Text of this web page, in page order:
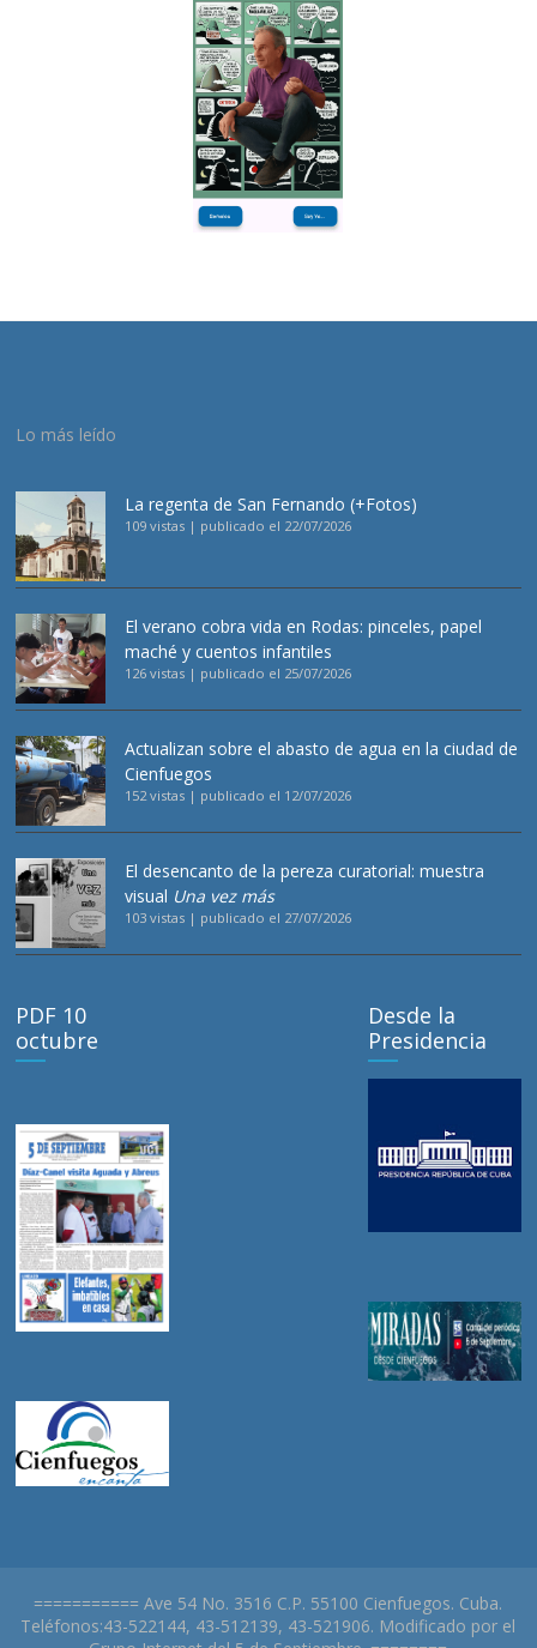
Lo más leído
La regenta de San Fernando (+Fotos)
109 vistas | publicado el 22/07/2026
El verano cobra vida en Rodas: pinceles, papel
maché y cuentos infantiles
126 vistas | publicado el 25/07/2026
Actualizan sobre el abasto de agua en la ciudad de
Cienfuegos
152 vistas | publicado el 12/07/2026
El desencanto de la pereza curatorial: muestra
visual Una vez más
103 vistas | publicado el 27/07/2026
PDF 10
octubre
Desde la
Presidencia
=========== Ave 54 No. 3516 C.P. 55100 Cienfuegos. Cuba.
Teléfonos:43-522144, 43-512139, 43-521906. Modificado por el